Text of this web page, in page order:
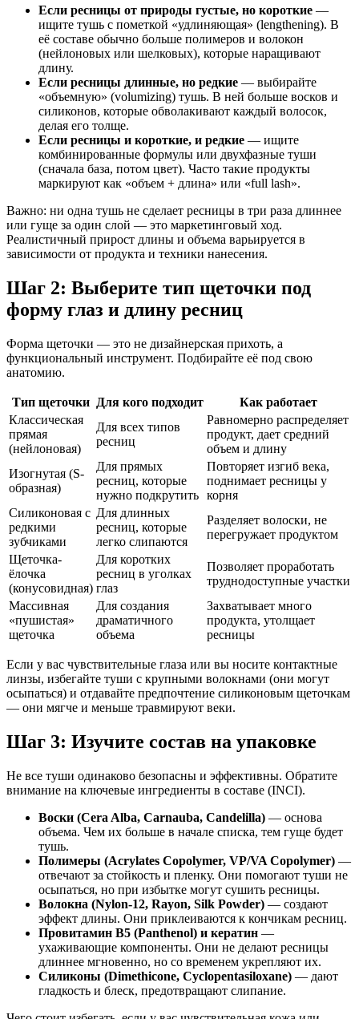
Если ресницы от природы густые, но короткие —
ищите тушь с пометкой «удлиняющая» (lengthening). В
её составе обычно больше полимеров и волокон
(нейлоновых или шелковых), которые наращивают
длину.
Если ресницы длинные, но редкие — выбирайте
«объемную» (volumizing) тушь. В ней больше восков и
силиконов, которые обволакивают каждый волосок,
делая его толще.
Если ресницы и короткие, и редкие — ищите
комбинированные формулы или двухфазные туши
(сначала база, потом цвет). Часто такие продукты
маркируют как «объем + длина» или «full lash».
Важно: ни одна тушь не сделает ресницы в три раза длиннее
или гуще за один слой — это маркетинговый ход.
Реалистичный прирост длины и объема варьируется в
зависимости от продукта и техники нанесения.
Шаг 2: Выберите тип щеточки под
форму глаз и длину ресниц
Форма щеточки — это не дизайнерская прихоть, а
функциональный инструмент. Подбирайте её под свою
анатомию.
Тип щеточки Для кого подходит
Как работает
Классическая
прямая
(нейлоновая)
Для всех типов
ресниц
Равномерно распределяет
продукт, дает средний
объем и длину
Изогнутая (S-
образная)
Для прямых
ресниц, которые
нужно подкрутить
Повторяет изгиб века,
поднимает ресницы у
корня
Силиконовая с
редкими
зубчиками
Для длинных
ресниц, которые
легко слипаются
Разделяет волоски, не
перегружает продуктом
Щеточка-
ёлочка
(конусовидная)
Для коротких
ресниц в уголках
глаз
Позволяет проработать
труднодоступные участки
Массивная
«пушистая»
щеточка
Для создания
драматичного
объема
Захватывает много
продукта, утолщает
ресницы
Если у вас чувствительные глаза или вы носите контактные
линзы, избегайте туши с крупными волокнами (они могут
осыпаться) и отдавайте предпочтение силиконовым щеточкам
— они мягче и меньше травмируют веки.
Шаг 3: Изучите состав на упаковке
Не все туши одинаково безопасны и эффективны. Обратите
внимание на ключевые ингредиенты в составе (INCI).
Воски (Cera Alba, Carnauba, Candelilla) — основа
объема. Чем их больше в начале списка, тем гуще будет
тушь.
Полимеры (Acrylates Copolymer, VP/VA Copolymer) —
отвечают за стойкость и пленку. Они помогают туши не
осыпаться, но при избытке могут сушить ресницы.
Волокна (Nylon-12, Rayon, Silk Powder) — создают
эффект длины. Они приклеиваются к кончикам ресниц.
Провитамин B5 (Panthenol) и кератин —
ухаживающие компоненты. Они не делают ресницы
длиннее мгновенно, но со временем укрепляют их.
Силиконы (Dimethicone, Cyclopentasiloxane) — дают
гладкость и блеск, предотвращают слипание.